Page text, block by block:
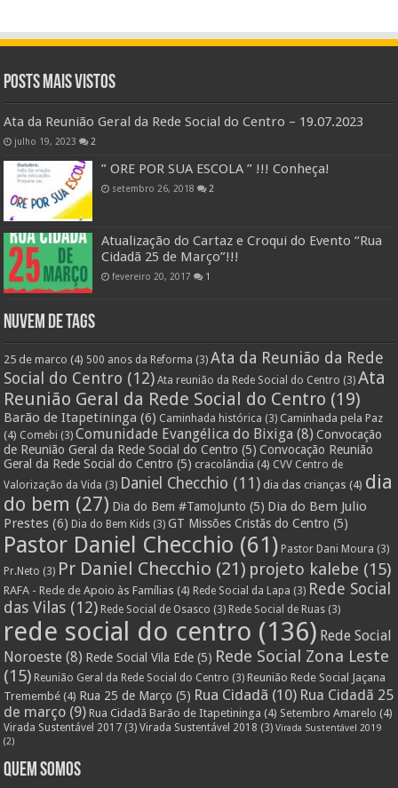
Posts Mais Vistos
Ata da Reunião Geral da Rede Social do Centro – 19.07.2023
julho 19, 2023 2
” ORE POR SUA ESCOLA ” !!! Conheça!
setembro 26, 2018 2
Atualização do Cartaz e Croqui do Evento “Rua
Cidadã 25 de Março”!!!
fevereiro 20, 2017 1
Nuvem de Tags
25 de marco (4) 500 anos da Reforma (3) Ata da Reunião da Rede
Social do Centro (12) Ata reunião da Rede Social do Centro (3) Ata
Reunião Geral da Rede Social do Centro (19)
Barão de Itapetininga (6) Caminhada histórica (3) Caminhada pela Paz
(4) Comebi (3) Comunidade Evangélica do Bixiga (8) Convocação
de Reunião Geral da Rede Social do Centro (5) Convocação Reunião
Geral da Rede Social do Centro (5) cracolândia (4) CVV Centro de
Valorização da Vida (3) Daniel Checchio (11) dia das crianças (4) dia
do bem (27) Dia do Bem #TamoJunto (5) Dia do Bem Julio
Prestes (6) Dia do Bem Kids (3) GT Missões Cristãs do Centro (5)
Pastor Daniel Checchio (61) Pastor Dani Moura (3)
Pr.Neto (3) Pr Daniel Checchio (21) projeto kalebe (15)
RAFA - Rede de Apoio às Famílias (4) Rede Social da Lapa (3) Rede Social
das Vilas (12) Rede Social de Osasco (3) Rede Social de Ruas (3)
rede social do centro (136) Rede Social
Noroeste (8) Rede Social Vila Ede (5) Rede Social Zona Leste
(15) Reunião Geral da Rede Social do Centro (3) Reunião Rede Social Jaçana
Tremembé (4) Rua 25 de Março (5) Rua Cidadã (10) Rua Cidadã 25
de março (9) Rua Cidadã Barão de Itapetininga (4) Setembro Amarelo (4)
Virada Sustentável 2017 (3) Virada Sustentável 2018 (3) Virada Sustentável 2019
(2)
Quem Somos